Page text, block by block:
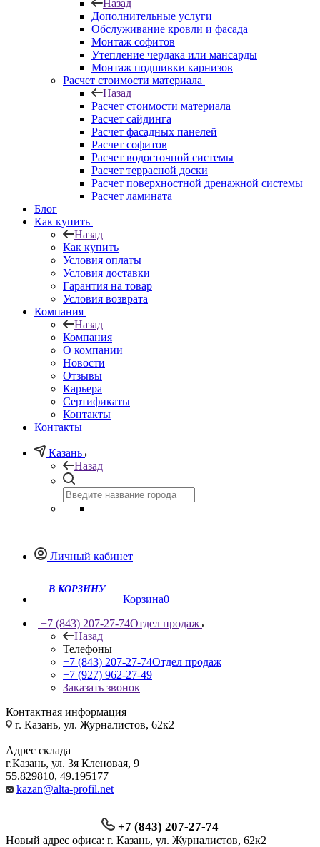
Назад
Дополнительные услуги
Обслуживание кровли и фасада
Монтаж софитов
Утепление чердака или мансарды
Монтаж подшивки карнизов
Расчет стоимости материала
Назад
Расчет стоимости материала
Расчет сайдинга
Расчет фасадных панелей
Расчет софитов
Расчет водосточной системы
Расчет террасной доски
Расчет поверхностной дренажной системы
Расчет ламината
Блог
Как купить
Назад
Как купить
Условия оплаты
Условия доставки
Гарантия на товар
Условия возврата
Компания
Назад
Компания
О компании
Новости
Отзывы
Карьера
Сертификаты
Контакты
Контакты
Казань
Назад
Личный кабинет
Корзина0
+7 (843) 207-27-74Отдел продаж
Назад
Телефоны
+7 (843) 207-27-74Отдел продаж
+7 (927) 962-27-49
Заказать звонок
Контактная информация
г. Казань, ул. Журналистов, 62к2
Адрес склада
г.Казань, ул. 3я Кленовая, 9
55.829810, 49.195177
kazan@alta-profil.net
+7 (843) 207-27-74
Новый адрес офиса: г. Казань, ул. Журналистов, 62к2